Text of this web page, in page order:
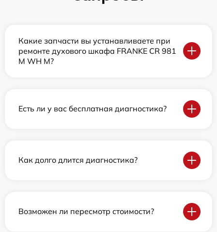
Какие запчасти вы устанавливаете при
ремонте духового шкафа FRANKE CR 981
M WH M?
Есть ли у вас бесплатная диагностика?
Как долго длится диагностика?
Возможен ли пересмотр стоимости?